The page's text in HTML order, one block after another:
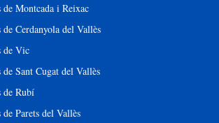
Montcada i Reixac
Cerdanyola del Vallès
de Vic
Sant Cugat del Vallès
de Rubí
Parets del Vallès